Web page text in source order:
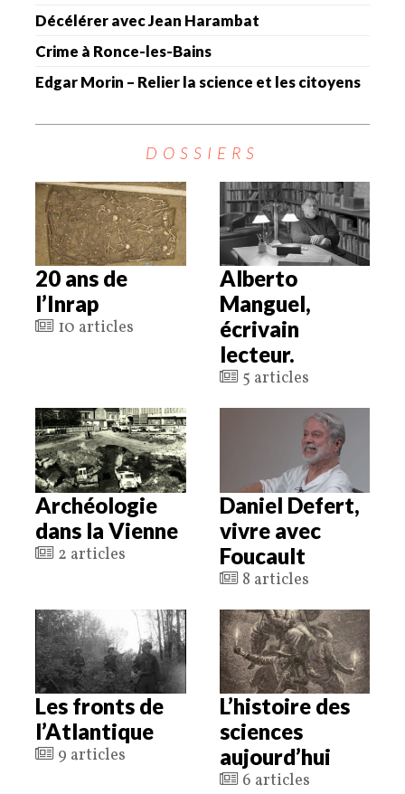
Décélérer avec Jean Harambat
Crime à Ronce-les-Bains
Edgar Morin – Relier la science et les citoyens
DOSSIERS
20 ans de
l’Inrap
10 articles
Alberto
Manguel,
écrivain
lecteur.
5 articles
Archéologie
dans la Vienne
2 articles
Daniel Defert,
vivre avec
Foucault
8 articles
Les fronts de
l’Atlantique
9 articles
L’histoire des
sciences
aujourd’hui
6 articles